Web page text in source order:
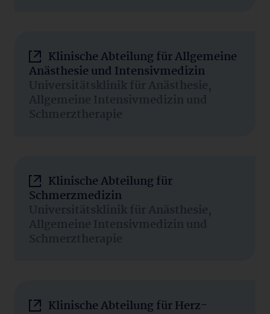
Klinische Abteilung für Allgemeine
Anästhesie und Intensivmedizin
Universitätsklinik für Anästhesie,
Allgemeine Intensivmedizin und
Schmerztherapie
Klinische Abteilung für
Schmerzmedizin
Universitätsklinik für Anästhesie,
Allgemeine Intensivmedizin und
Schmerztherapie
Klinische Abteilung für Herz-